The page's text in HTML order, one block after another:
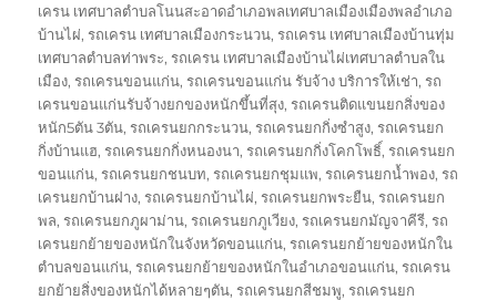
เครน เทศบาลตำบลโนนสะอาดอำเภอพลเทศบาลเมืองเมืองพลอำเภอ
บ้านไผ่,รถเครน เทศบาลเมืองกระนวน,รถเครน เทศบาลเมืองบ้านทุ่ม
เทศบาลตำบลท่าพระ,รถเครน เทศบาลเมืองบ้านไผ่เทศบาลตำบลใน
เมือง,รถเครนขอนแก่น,รถเครนขอนแก่น รับจ้าง บริการให้เช่า,รถ
เครนขอนแก่นรับจ้างยกของหนักขึ้นที่สุง,รถเครนติดแขนยกสิ่งของ
หนัก5ตัน 3ตัน,รถเครนยกกระนวน,รถเครนยกกิ่งซำสูง,รถเครนยก
กิ่งบ้านแฮ,รถเครนยกกิ่งหนองนา,รถเครนยกกิ่งโคกโพธิ์,รถเครนยก
ขอนแก่น,รถเครนยกชนบท,รถเครนยกชุมแพ,รถเครนยกน้ำพอง,รถ
เครนยกบ้านฝาง,รถเครนยกบ้านไผ่,รถเครนยกพระยืน,รถเครนยก
พล,รถเครนยกภูผาม่าน,รถเครนยกภูเวียง,รถเครนยกมัญจาคีรี,รถ
เครนยกย้ายของหนักในจังหวัดขอนแก่น,รถเครนยกย้ายของหนักใน
ตำบลขอนแก่น,รถเครนยกย้ายของหนักในอำเภอขอนแก่น,รถเครน
ยกย้ายสิ่งของหนักได้หลายๆตัน,รถเครนยกสีชมพู,รถเครนยก